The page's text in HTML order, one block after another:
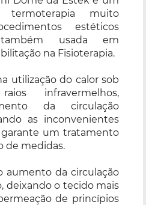
termoterapia muito
estéticos
usada em
na Fisioterapia.
utilização do calor sob
infravermelhos,
da circulação
as inconvenientes
um tratamento
de medidas.
aumento da circulação
deixando o tecido mais
de princípios